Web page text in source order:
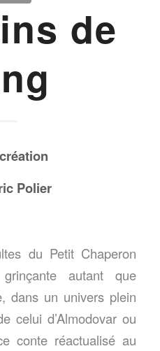
de
Polier
du Petit Chaperon
autant que
dans un univers plein
celui d’Almodovar ou
conte réactualisé au